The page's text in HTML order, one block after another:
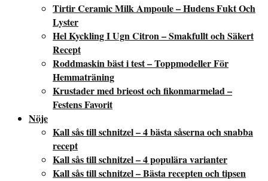
Tirtir Ceramic Milk Ampoule – Hudens Fukt Och
Lyster
Hel Kyckling I Ugn Citron – Smakfullt och Säkert
Recept
Roddmaskin bäst i test – Toppmodeller För
Hemmaträning
Krustader med brieost och fikonmarmelad –
Festens Favorit
Nöje
Kall sås till schnitzel – 4 bästa såserna och snabba
recept
Kall sås till schnitzel – 4 populära varianter
Kall sås till schnitzel – Bästa recepten och tipsen